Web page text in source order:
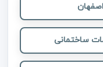
ساختمانی